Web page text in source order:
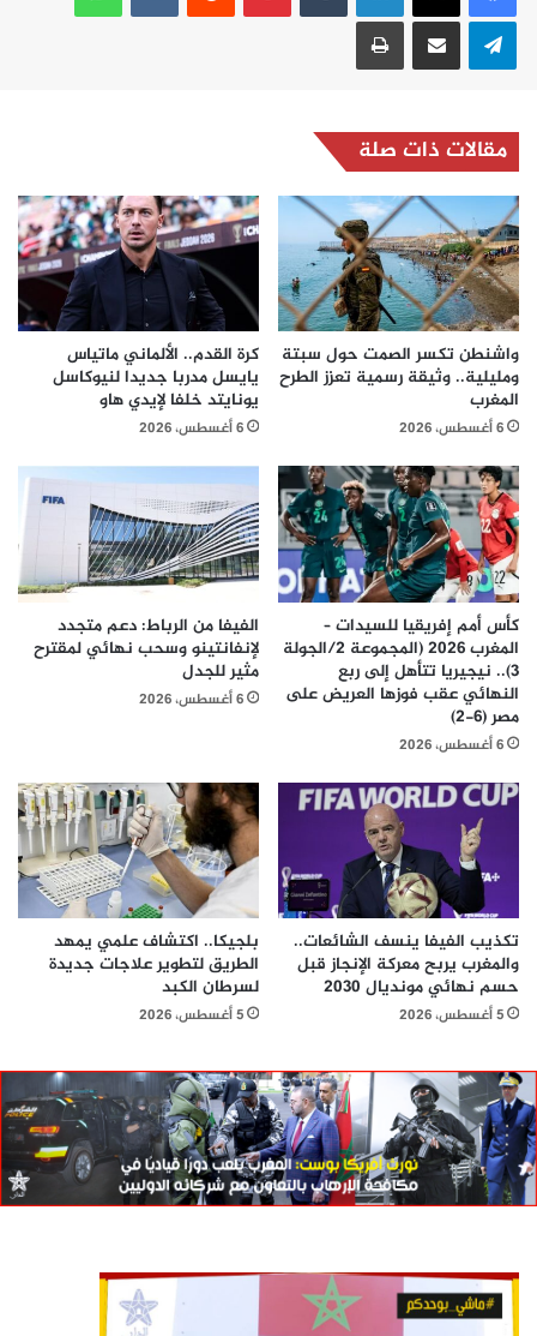
تيلقرام مشاركة عبر البريد طباعة
مقالات ذات صلة
واشنطن تكسر الصمت حول سبتة
ومليلية.. وثيقة رسمية تعزز الطرح
المغرب
6 أغسطس، 2026
كرة القدم.. الألماني ماتياس
يايسل مدربا جديدا لنيوكاسل
يونايتد خلفا لإيدي هاو
6 أغسطس، 2026
كأس أمم إفريقيا للسيدات –
المغرب 2026 (المجموعة 2/الجولة
3).. نيجيريا تتأهل إلى ربع
النهائي عقب فوزها العريض على
مصر (6-2)
6 أغسطس، 2026
الفيفا من الرباط: دعم متجدد
لإنفانتينو وسحب نهائي لمقترح
مثير للجدل
6 أغسطس، 2026
تكذيب الفيفا ينسف الشائعات..
والمغرب يربح معركة الإنجاز قبل
حسم نهائي مونديال 2030
5 أغسطس، 2026
بلجيكا.. اكتشاف علمي يمهد
الطريق لتطوير علاجات جديدة
لسرطان الكبد
5 أغسطس، 2026